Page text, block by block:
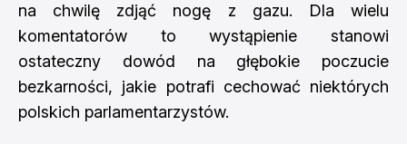
na chwilę zdjąć nogę z gazu. Dla wielu
komentatorów to wystąpienie stanowi
ostateczny dowód na głębokie poczucie
bezkarności, jakie potrafi cechować niektórych
polskich parlamentarzystów.